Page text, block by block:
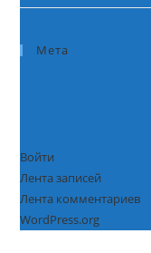
Мета
Войти
Лента записей
Лента комментариев
WordPress.org